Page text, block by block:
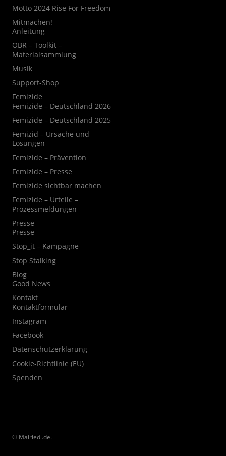
Motto 2024 Rise For Freedom
Mitmachen!
Anleitung
OBR – Toolkit –
Materialsammlung
Musik
Support-Shop
Femizide
Femizide – Deutschland 2026
Femizide – Deutschland 2025
Femizid – Ursache und
Lösungen
Femizide – Prävention
Femizide – Presse
Femizide sichtbar machen
Femizide – Urteile –
Prozessmeldungen
Presse
Presse
Stop_it – Kampagne
Stop Stalking
Blog
Good News
Kontakt
Kontaktformular
Instagram
Facebook
Datenschutzerklärung
Cookie-Richtlinie (EU)
Spenden
© Mairiedl.de